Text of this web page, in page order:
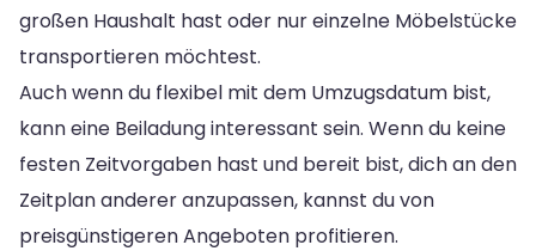
großen Haushalt hast oder nur einzelne Möbelstücke
transportieren möchtest.
Auch wenn du flexibel mit dem Umzugsdatum bist,
kann eine Beiladung interessant sein. Wenn du keine
festen Zeitvorgaben hast und bereit bist, dich an den
Zeitplan anderer anzupassen, kannst du von
preisgünstigeren Angeboten profitieren.